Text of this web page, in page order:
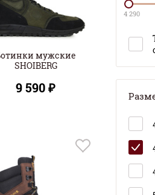
мужские
SHOIBERG
9 590 ₽
4 290